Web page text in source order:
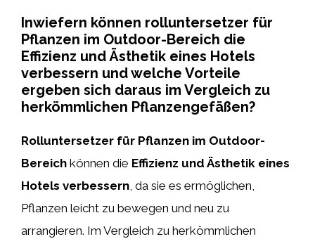
Inwiefern können rolluntersetzer für
Pflanzen im Outdoor-Bereich die
Effizienz und Ästhetik eines Hotels
verbessern und welche Vorteile
ergeben sich daraus im Vergleich zu
herkömmlichen Pflanzengefäßen?
Rolluntersetzer für Pflanzen im Outdoor-
Bereich können die Effizienz und Ästhetik eines
Hotels verbessern , da sie es ermöglichen,
Pflanzen leicht zu bewegen und neu zu
arrangieren. Im Vergleich zu herkömmlichen